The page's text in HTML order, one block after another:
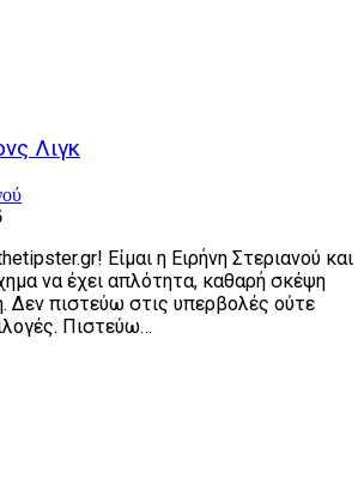
Λιγκ
Είμαι η Ειρήνη Στεριανού και
να έχει απλότητα, καθαρή σκέψη
Δεν πιστεύω στις υπερβολές ούτε
Πιστεύω…